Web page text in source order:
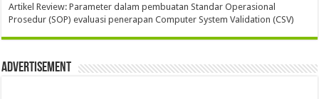
Artikel Review: Parameter dalam pembuatan Standar Operasional
Prosedur (SOP) evaluasi penerapan Computer System Validation (CSV)
Advertisement